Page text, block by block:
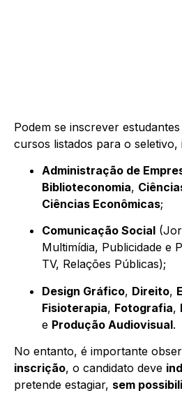
Podem se inscrever
cursos listados para o seletivo,
Administração de
Biblioteconomia,
Ciências Econômicas;
Comunicação Social
Multimídia, Publicidade e
TV, Relações Públicas);
Design Gráfico, Direito,
Fisioterapia, Fotografia,
e Produção Audiovisual.
No entanto, é importante
inscrição, o candidato deve
pretende estagiar, sem